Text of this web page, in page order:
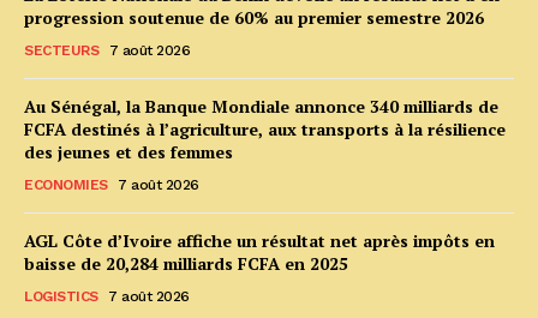
progression soutenue de 60% au premier semestre 2026
SECTEURS 7 août 2026
Au Sénégal, la Banque Mondiale annonce 340 milliards de
FCFA destinés à l’agriculture, aux transports à la résilience
des jeunes et des femmes
ECONOMIES 7 août 2026
AGL Côte d’Ivoire affiche un résultat net après impôts en
baisse de 20,284 milliards FCFA en 2025
LOGISTICS 7 août 2026